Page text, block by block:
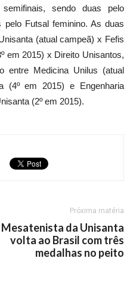
sendo duas pelo
pelo Futsal feminino. As duas
(atual campeã) x Fefis
em 2015) x Direito Unisantos,
entre Medicina Unilus (atual
(4º em 2015) e Engenharia
(2º em 2015).
Próxima matéria
Mesatenista da Unisanta
volta ao Brasil com três
medalhas no peito